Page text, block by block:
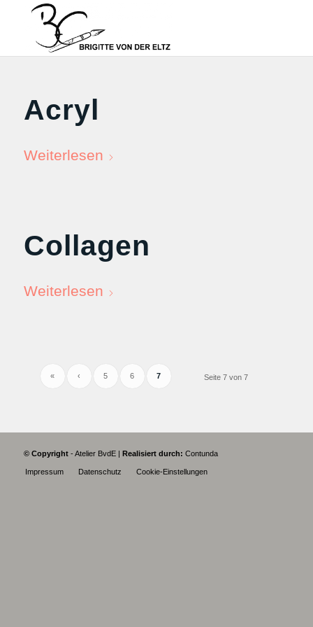
Acryl
Weiterlesen
Collagen
Weiterlesen
Seite 7 von 7
« ‹ 5 6 7
© Copyright- Atelier BvdE | Realisiert durch: Contunda
Impressum Datenschutz Cookie-Einstellungen